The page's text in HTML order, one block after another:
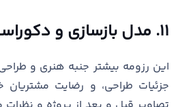
۱۱. مدل بازسازی و دکوراسیون داخلی
این رزومه بیشتر جنبه هنری و طراحی
جزئیات طراحی، و رضایت